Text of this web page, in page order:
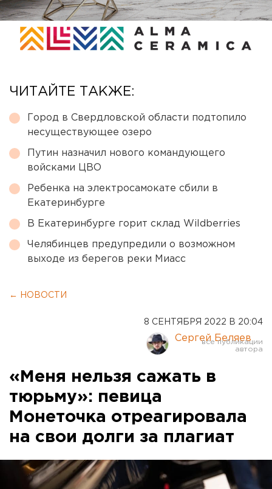
ЧИТАЙТЕ ТАКЖЕ:
Город в Свердловской области подтопило
несуществующее озеро
Путин назначил нового командующего
войсками ЦВО
Ребенка на электросамокате сбили в
Екатеринбурге
В Екатеринбурге горит склад Wildberries
Челябинцев предупредили о возможном
выходе из берегов реки Миасс
← НОВОСТИ
8 СЕНТЯБРЯ 2022 В 20:04
Сергей Беляев
«Меня нельзя сажать в
тюрьму»: певица
Монеточка отреагировала
на свои долги за плагиат